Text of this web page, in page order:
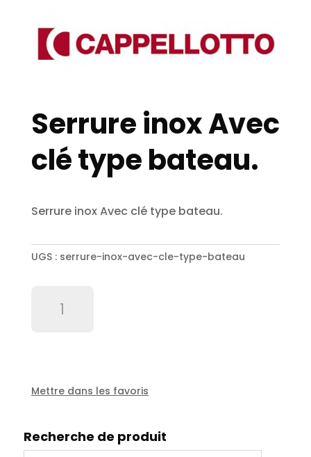
Serrure inox Avec
clé type bateau.
Serrure inox Avec clé type bateau.
UGS : serrure-inox-avec-cle-type-bateau
type
Mettre dans les favoris
Recherche de produit